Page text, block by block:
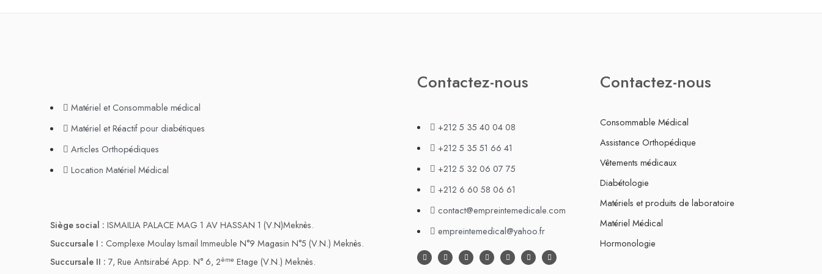
Matériel et Consommable médical
Matériel et Réactif pour diabétiques
Articles Orthopédiques
Location Matériel Médical
Siège social : ISMAILIA PALACE MAG 1 AV HASSAN 1 (V.N)Meknès.
Succursale I : Complexe Moulay Ismail Immeuble N°9 Magasin N°5 (V.N.) Meknès.
Succursale II : 7, Rue Antsirabé App. N° 6, 2ème Etage (V.N.) Meknès.
Contactez-nous
+212 5 35 40 04 08
+212 5 35 51 66 41
+212 5 32 06 07 75
+212 6 60 58 06 61
contact@empreintemedicale.com
empreintemedical@yahoo.fr
Contactez-nous
Consommable Médical
Assistance Orthopédique
Vêtements médicaux
Diabétologie
Matériels et produits de laboratoire
Matériel Médical
Hormonologie